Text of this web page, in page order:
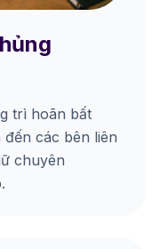
trì hoãn bất
các bên liên
chuyên